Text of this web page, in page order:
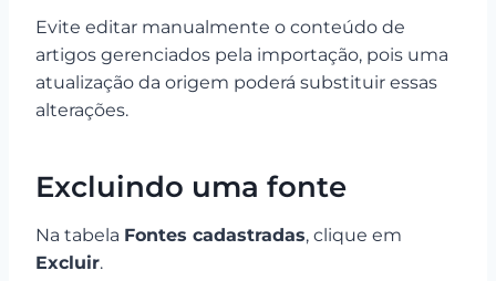
Evite editar manualmente o conteúdo de
artigos gerenciados pela importação, pois uma
atualização da origem poderá substituir essas
alterações.
Excluindo uma fonte
Na tabela Fontes cadastradas, clique em
Excluir.